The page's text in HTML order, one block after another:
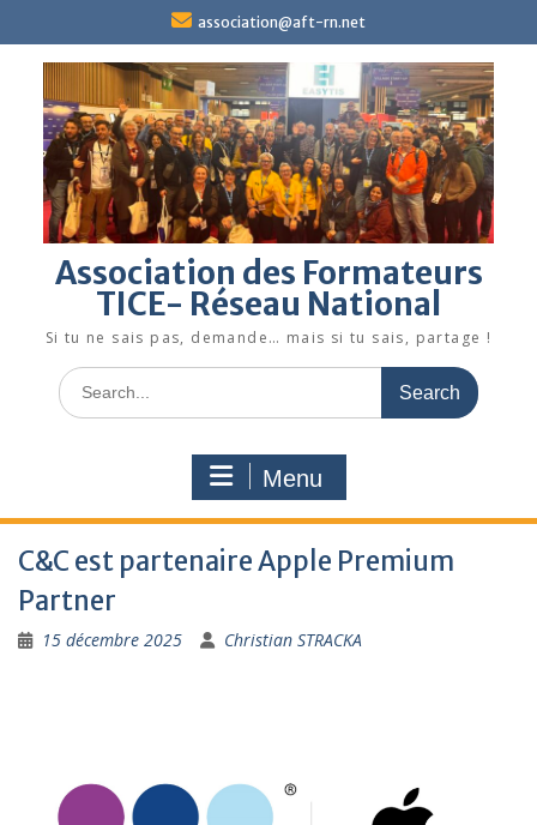
content
association@aft-rn.net
Association des Formateurs
TICE- Réseau National
Si tu ne sais pas, demande… mais si tu sais, partage !
Search
for:
Menu
C&C est partenaire Apple Premium
Partner
15 décembre 2025 Christian STRACKA